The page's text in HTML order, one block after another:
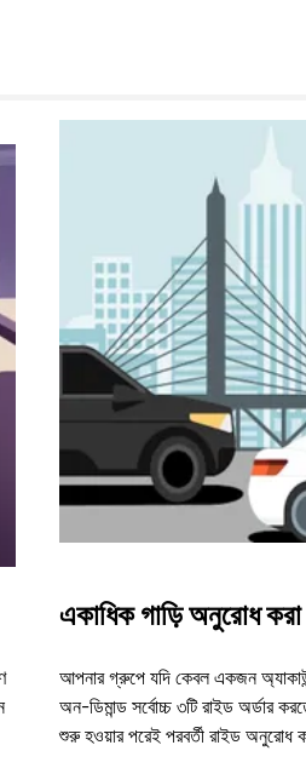
একাধিক গাড়ি অনুরোধ করা
আপনার গ্রুপে যদি কেবল একজন
অন-ডিমান্ড সর্বোচ্চ ৩টি রাইড অর্ডার
শুরু হওয়ার পরেই পরবর্তী রাইড অনুরোধ